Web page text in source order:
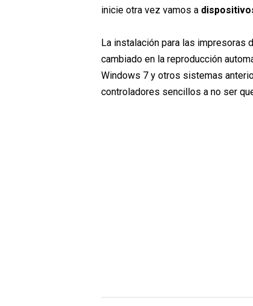
inicie otra vez vamos a
La instalación para las impresoras
cambiado en la reproducción
Windows 7 y otros sistemas
controladores sencillos a no ser